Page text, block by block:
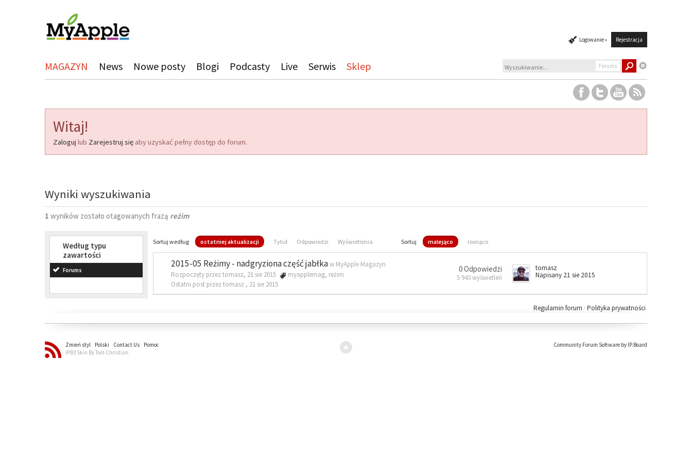
Logowanie » Rejestracja
MAGAZYN News Nowe posty Blogi Podcasty Live Serwis Sklep Forums
Witaj!
Zaloguj lub Zarejestruj się aby uzyskać pełny dostęp do forum.
Wyniki wyszukiwania
1 wyników zostało otagowanych frazą reżim
Według typu
zawartości
Forums
Sortuj według ostatniej aktualizacji Tytuł Odpowiedzi Wyświetlenia Sortuj malejąco rosnąco
2015-05 Reżimy - nadgryziona część jabłkaw MyApple Magazyn
Rozpoczęty przez tomasz, 21 sie 2015
myapplemag, reżim
Ostatni post przez tomasz , 21 sie 2015
0 Odpowiedzi
5 943 wyświetleń
tomasz
Napisany 21 sie 2015
Polityka prywatności
Regulamin forum ·
Zmień styl Polski Contact Us
Pomoc
IPB3 Skin By Tom Christian.
Community Forum Software by IP.Board